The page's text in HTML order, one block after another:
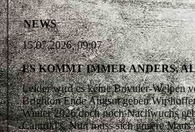
NEWS
15.07.2026, 09:07
ES KOMMT IMMER ANDERS,
Leider wird es keine Bovuier-Welpen
Brighton Ende Augsut geben.Wir
Winter 2026 doch noch Nachwuchs
Cantriki's. Nun muss sich unsere